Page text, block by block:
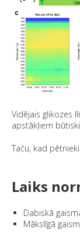
Vidējais glikozes
apstākļiem
Taču, kad
Laiks
Dabiskā
Mākslīgā